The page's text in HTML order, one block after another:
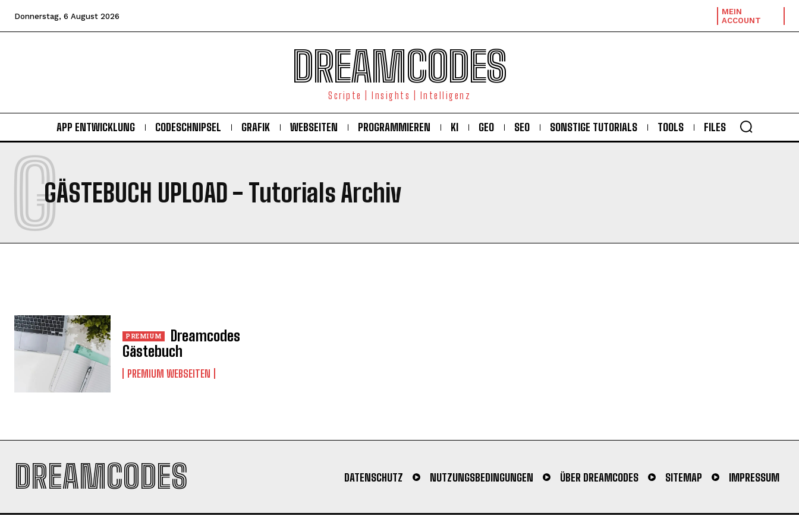
Donnerstag, 6 August 2026
MEIN
ACCOUNT
DREAMCODES
Scripte | Insights | Intelligenz
APP ENTWICKLUNG CODESCHNIPSEL GRAFIK WEBSEITEN PROGRAMMIEREN KI GEO SEO SONSTIGE TUTORIALS TOOLS FILES
GÄSTEBUCH UPLOAD
G - Tutorials Archiv
Dreamcodes
Gästebuch
PREMIUM WEBSEITEN
DREAMCODES DATENSCHUTZ NUTZUNGSBEDINGUNGEN ÜBER DREAMCODES SITEMAP IMPRESSUM